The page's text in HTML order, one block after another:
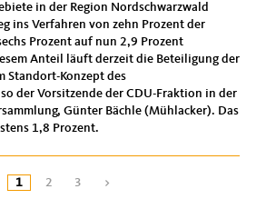
in der Region Nordschwarzwald
ins Verfahren von zehn Prozent der
Prozent auf nun 2,9 Prozent
Anteil läuft derzeit die Beteiligung der
Standort-Konzept des
der Vorsitzende der CDU-Fraktion in der
Günter Bächle (Mühlacker). Das
1,8 Prozent.
1 2 3 >